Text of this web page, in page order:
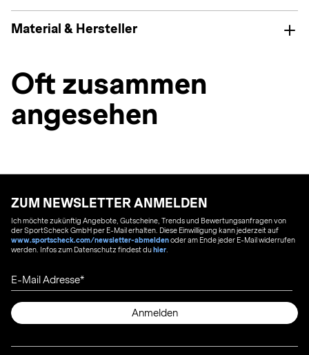
Material & Hersteller
Oft zusammen
angesehen
ZUM NEWSLETTER ANMELDEN
Ich möchte zukünftig Angebote, Gutscheine, Trends und Bewertungsanfragen von
der SportScheck GmbH per E-Mail erhalten. Diese Einwilligung kann jederzeit auf
www.sportscheck.com/newsletter-abmeldenoder am Ende jeder E-Mail widerrufen
werden. Infos zum Datenschutz findest duhier
E-Mail Adresse
Anmelden